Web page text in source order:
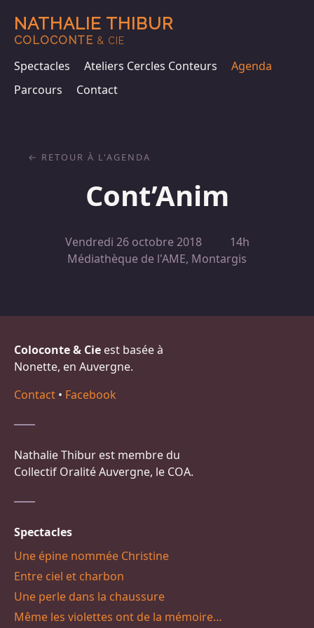
NATHALIE THIBUR
COLOCONTE & CIE
Spectacles Ateliers Cercles Conteurs
Agenda
Parcours
Contact
Cont’Anim
Vendredi 26 octobre 2018
14h
Médiathèque de l'AME, Montargis
RETOUR À L'AGENDA
Coloconte & Cie est basée à
Nonette, en Auvergne.
Contact • Facebook
Nathalie Thibur est membre du
Collectif Oralité Auvergne, le COA.
Spectacles
Une épine nommée Christine
Entre ciel et charbon
Une perle dans la chaussure
Même les violettes ont de la mémoire…